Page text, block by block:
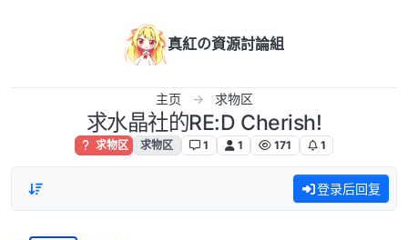
真紅の資源討論組
主页 求物区
求水晶社的RE:D Cherish!
求物区 求物区 1 1 171 1
登录后回复